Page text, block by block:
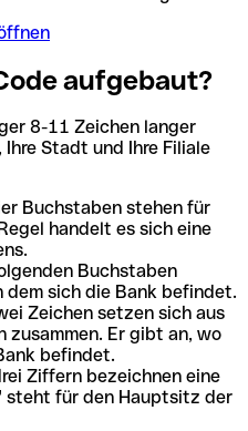
aufgebaut?
8-11 Zeichen langer
Ihre Stadt und Ihre Filiale
Buchstaben stehen für
handelt es sich eine
Buchstaben
dem sich die Bank befindet.
Zeichen setzen sich aus
zusammen. Er gibt an, wo
befindet.
Ziffern bezeichnen eine
steht für den Hauptsitz der